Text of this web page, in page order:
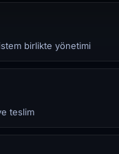
birlikte yönetimi
teslim